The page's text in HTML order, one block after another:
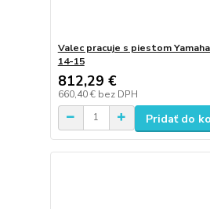
Valec pracuje s piestom
14-15
812,29 €
660,40 € bez DPH
Pridať do